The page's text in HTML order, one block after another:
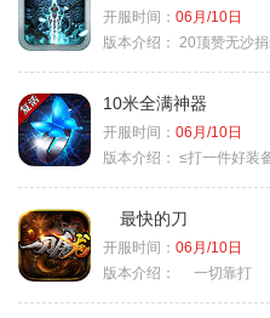
开服时间： 06月/10日
版本介绍： 20顶赞无沙
10米全满神器
开服时间： 06月/10日
版本介绍： ≤打一件好装
最快的刀
开服时间： 06月/10日
版本介绍：
一切靠打 ７